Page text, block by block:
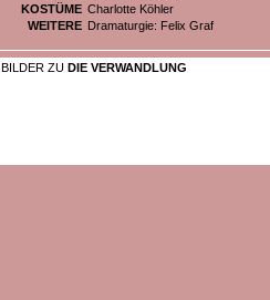
KOSTÜME Charlotte Köhler
WEITERE Dramaturgie: Felix Graf
BILDER ZU DIE VERWANDLUNG